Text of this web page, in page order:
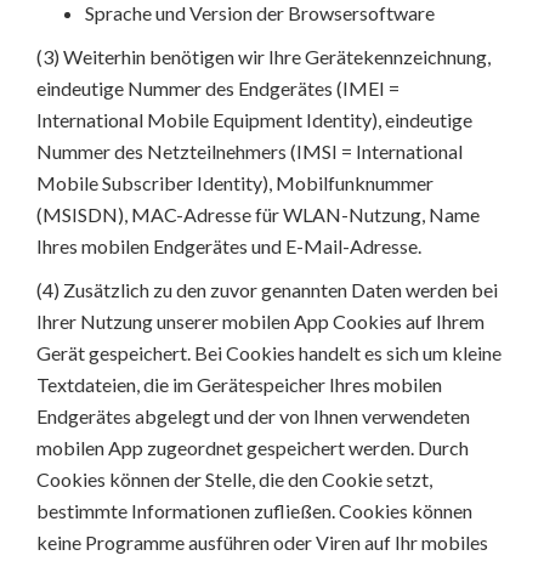
Sprache und Version der Browsersoftware
(3) Weiterhin benötigen wir Ihre Gerätekennzeichnung,
eindeutige Nummer des Endgerätes (IMEI =
International Mobile Equipment Identity), eindeutige
Nummer des Netzteilnehmers (IMSI = International
Mobile Subscriber Identity), Mobilfunknummer
(MSISDN), MAC-Adresse für WLAN-Nutzung, Name
Ihres mobilen Endgerätes und E-Mail-Adresse.
(4) Zusätzlich zu den zuvor genannten Daten werden bei
Ihrer Nutzung unserer mobilen App Cookies auf Ihrem
Gerät gespeichert. Bei Cookies handelt es sich um kleine
Textdateien, die im Gerätespeicher Ihres mobilen
Endgerätes abgelegt und der von Ihnen verwendeten
mobilen App zugeordnet gespeichert werden. Durch
Cookies können der Stelle, die den Cookie setzt,
bestimmte Informationen zufließen. Cookies können
keine Programme ausführen oder Viren auf Ihr mobiles